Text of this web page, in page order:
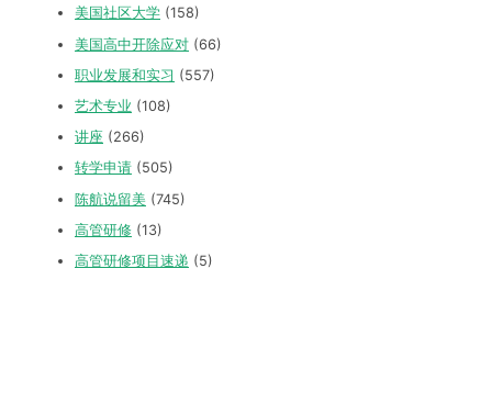
美国社区大学 (158)
美国高中开除应对 (66)
职业发展和实习 (557)
艺术专业 (108)
讲座 (266)
转学申请 (505)
陈航说留美 (745)
高管研修 (13)
高管研修项目速递 (5)